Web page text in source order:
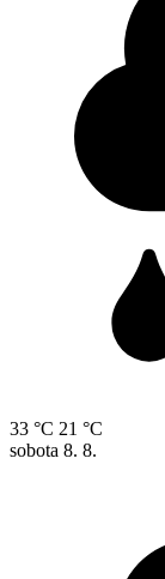
33 °C 21 °C
sobota 8. 8.